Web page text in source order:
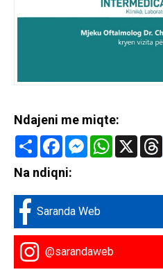
Ndajeni me miqte:
Share FacebookMessenger
WhatsApp
X
Na ndiqni:
Saranda Web
@sarandaweb